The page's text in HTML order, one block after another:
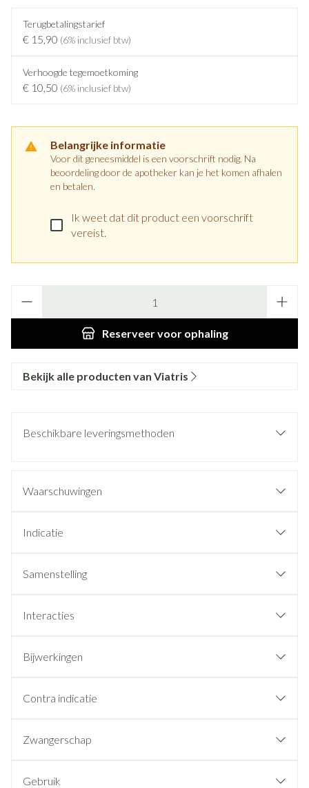
Terugbetalingstarief
€ 15,90 (6% inclusief btw)
Verhoogde tegemoetkoming
€ 10,50 (6% inclusief btw)
Belangrijke informatie
Voor dit geneesmiddel is een voorschrift nodig. Na
beoordeling door de apotheker kan je het komen afhalen
en betalen.
Ik weet dat dit product een voorschrift
vereist.
Reserveervoor ophaling
Bekijk alle producten van Viatris
Beschikbare leveringsmethoden
Waarschuwingen
Indicatie
Samenstelling
Interacties
Bijwerkingen
Contra indicatie
Zwangerschap
Gebruik